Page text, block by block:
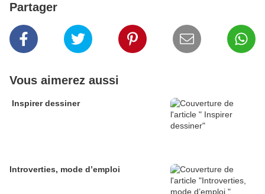
Partager
Vous aimerez aussi
Inspirer dessiner
Introverties, mode d’emploi